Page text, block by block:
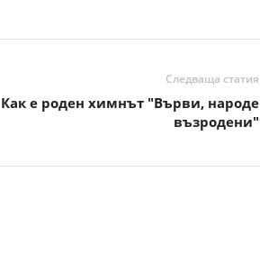
Следваща статия
Как е роден химнът "Върви, народе
възродени"